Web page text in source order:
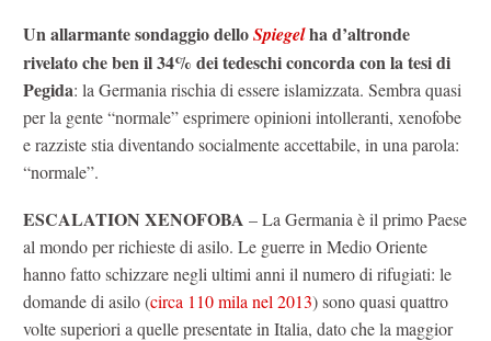
Un allarmante sondaggio delloSpiegelha d’altronde
rivelato che ben il 34% dei tedeschi concorda con la tesi di
Pegida: la Germania rischia di essere islamizzata. Sembra quasi
per la gente “normale” esprimere opinioni intolleranti, xenofobe
e razziste stia diventando socialmente accettabile, in una parola:
“normale”.
ESCALATION XENOFOBA – La Germania è il primo Paese
al mondo per richieste di asilo. Le guerre in Medio Oriente
hanno fatto schizzare negli ultimi anni il numero di rifugiati: le
domande di asilo (circa 110 mila nel 2013) sono quasi quattro
volte superiori a quelle presentate in Italia, dato che la maggior